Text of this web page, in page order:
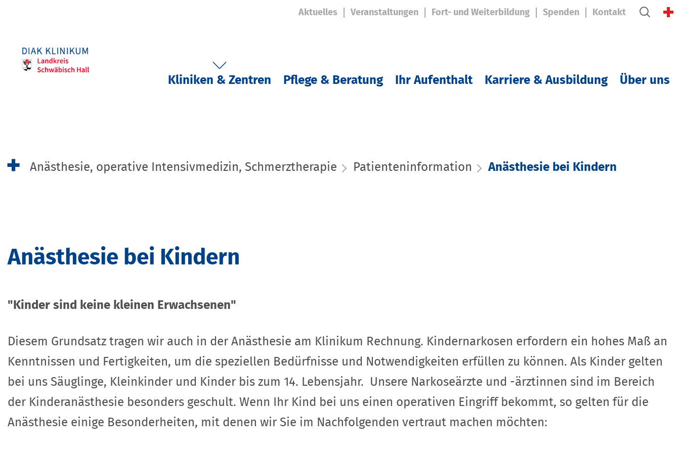
Aktuelles Veranstaltungen Fort- und Weiterbildung Spenden Kontakt
Kliniken & Zentren Pflege & Beratung Ihr Aufenthalt Karriere & Ausbildung Über uns
Anästhesie, operative Intensivmedizin, Schmerztherapie Patienteninformation Anästhesie bei Kindern
Anästhesie bei Kindern
"Kinder sind keine kleinen Erwachsenen"
Diesem Grundsatz tragen wir auch in der Anästhesie am Klinikum Rechnung. Kindernarkosen erfordern ein hohes Maß an
Kenntnissen und Fertigkeiten, um die speziellen Bedürfnisse und Notwendigkeiten erfüllen zu können. Als Kinder gelten
bei uns Säuglinge, Kleinkinder und Kinder bis zum 14. Lebensjahr. Unsere Narkoseärzte und -ärztinnen sind im Bereich
der Kinderanästhesie besonders geschult. Wenn Ihr Kind bei uns einen operativen Eingriff bekommt, so gelten für die
Anästhesie einige Besonderheiten, mit denen wir Sie im Nachfolgenden vertraut machen möchten: